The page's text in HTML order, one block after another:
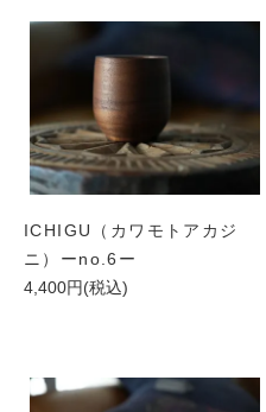
ICHIGU（カワモトアカジ
ニ）ーno.6ー
4,400円(税込)